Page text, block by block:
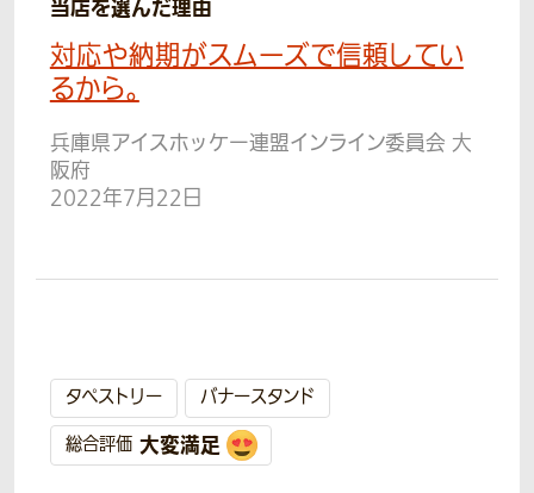
当店を選んだ理由
対応や納期がスムーズで信頼してい
るから。
兵庫県アイスホッケー連盟インライン委員会 大
阪府
2022年7月22日
タペストリー
バナースタンド
総合評価 大変満足